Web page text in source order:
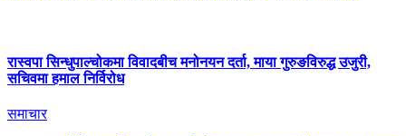
रास्वपा सिन्धुपाल्चोकमा विवादबीच मनोनयन दर्ता, माया गुरुङविरुद्ध उजुरी,
सचिवमा हमाल निर्विरोध
समाचार